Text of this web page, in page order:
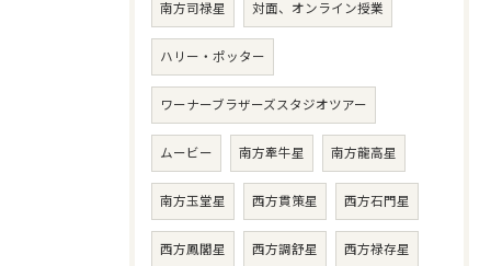
南方司禄星 対面、オンライン授業
ハリー・ポッター
ワーナーブラザーズスタジオツアー
ムービー 南方牽牛星 南方龍高星
南方玉堂星 西方貫策星 西方石門星
西方鳳閣星 西方調舒星 西方禄存星